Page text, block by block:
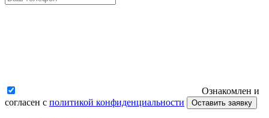
Ознакомлен и
согласен с политикой конфиденциальности Оставить заявку